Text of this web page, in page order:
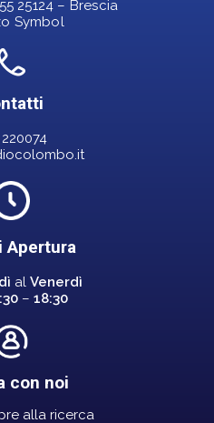
25124 – Brescia
Symbol
Apertura
al Venerdì
– 18:30
con noi
alla ricerca